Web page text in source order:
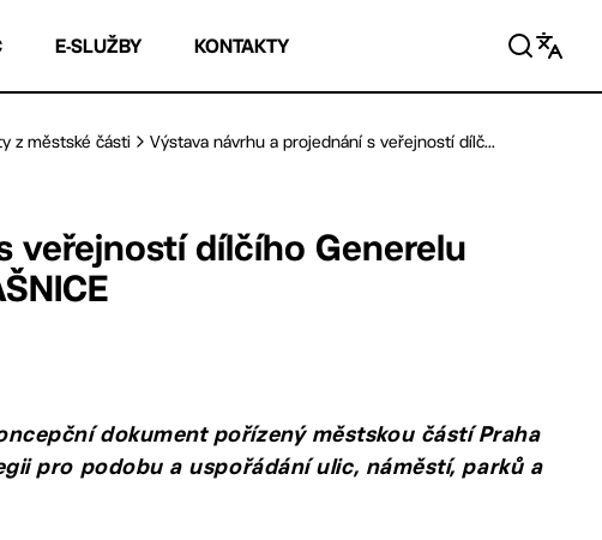
E-SLUŽBY KONTAKTY
z městské části Výstava návrhu a projednání s veřejností dílč...
veřejností dílčího Generelu
dokument pořízený městskou částí Praha
pro podobu a uspořádání ulic, náměstí, parků a